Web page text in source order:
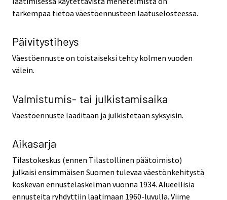
tarkempaa tietoa väestöennusteen laatuselosteessa.
Päivitystiheys
Väestöennuste on toistaiseksi tehty kolmen vuoden
välein.
Valmistumis- tai julkistamisaika
Väestöennuste laaditaan ja julkistetaan syksyisin.
Aikasarja
Tilastokeskus (ennen Tilastollinen päätoimisto)
julkaisi ensimmäisen Suomen tulevaa väestönkehitystä
koskevan ennustelaskelman vuonna 1934. Alueellisia
ennusteita ryhdyttiin laatimaan 1960-luvulla. Viime